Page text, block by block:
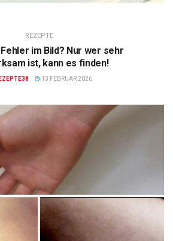
REZEPTE
im Bild? Nur wer sehr
ist, kann es finden!
13 FEBRUAR 2026